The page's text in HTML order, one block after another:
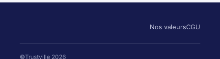
Nos valeursCGU
©Trustville 2026